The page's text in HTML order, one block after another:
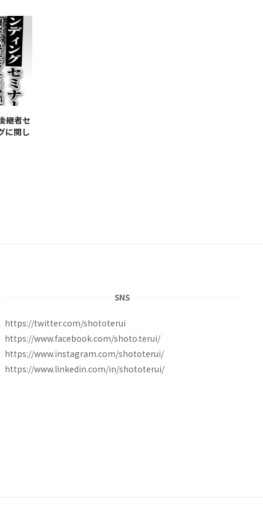
継者セ
に関し
SNS
https://twitter.com/shototerui
https://www.facebook.com/shoto.terui/
https://www.instagram.com/shototerui/
https://www.linkedin.com/in/shototerui/